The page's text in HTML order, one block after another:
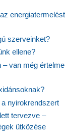
energiatermelést
szerveinket?
ellene?
– van még értelme
nyirokrendszert
tervezve –
ütközése